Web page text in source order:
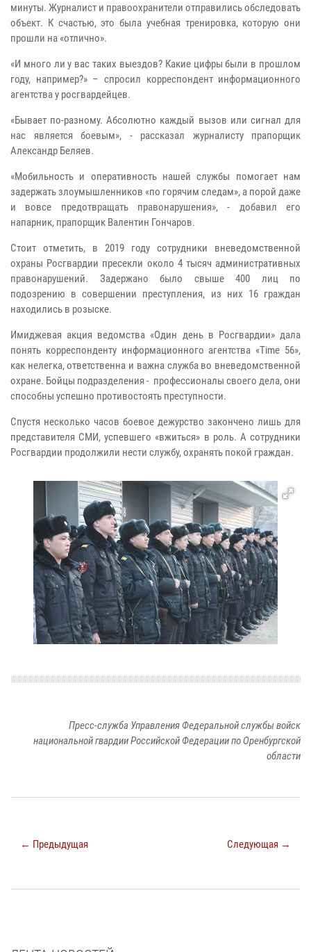
минуты. Журналист и правоохранители отправились обследовать
объект. К счастью, это была учебная тренировка, которую они
прошли на «отлично».
«И много ли у вас таких выездов? Какие цифры были в прошлом
году, например?» – спросил корреспондент информационного
агентства у росгвардейцев.
«Бывает по-разному. Абсолютно каждый вызов или сигнал для
нас является боевым», - рассказал журналисту прапорщик
Александр Беляев.
«Мобильность и оперативность нашей службы помогает нам
задержать злоумышленников «по горячим следам», а порой даже
и вовсе предотвращать правонарушения», - добавил его
напарник, прапорщик Валентин Гончаров.
Стоит отметить, в 2019 году сотрудники вневедомственной
охраны Росгвардии пресекли около 4 тысяч административных
правонарушений. Задержано было свыше 400 лиц по
подозрению в совершении преступления, из них 16 граждан
находились в розыске.
Имиджевая акция ведомства «Один день в Росгвардии» дала
понять корреспонденту информационного агентства «Time 56»,
как нелегка, ответственна и важна служба во вневедомственной
охране. Бойцы подразделения - профессионалы своего дела, они
способны успешно противостоять преступности.
Спустя несколько часов боевое дежурство закончено лишь для
представителя СМИ, успевшего «вжиться» в роль. А сотрудники
Росгвардии продолжили нести службу, охранять покой граждан.
Пресс-служба Управления Федеральной службы войск
национальной гвардии Российской Федерации по Оренбургской
области
← Предыдущая Следующая →